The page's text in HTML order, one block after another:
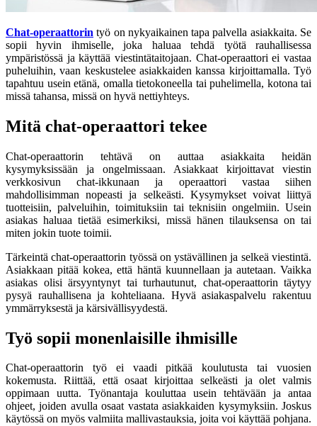
Chat-operaattorin työ on nykyaikainen tapa palvella asiakkaita. Se
sopii hyvin ihmiselle, joka haluaa tehdä työtä rauhallisessa
ympäristössä ja käyttää viestintätaitojaan. Chat-operaattori ei vastaa
puheluihin, vaan keskustelee asiakkaiden kanssa kirjoittamalla. Työ
tapahtuu usein etänä, omalla tietokoneella tai puhelimella, kotona tai
missä tahansa, missä on hyvä nettiyhteys.
Mitä chat-operaattori tekee
Chat-operaattorin tehtävä on auttaa asiakkaita heidän
kysymyksissään ja ongelmissaan. Asiakkaat kirjoittavat viestin
verkkosivun chat-ikkunaan ja operaattori vastaa siihen
mahdollisimman nopeasti ja selkeästi. Kysymykset voivat liittyä
tuotteisiin, palveluihin, toimituksiin tai teknisiin ongelmiin. Usein
asiakas haluaa tietää esimerkiksi, missä hänen tilauksensa on tai
miten jokin tuote toimii.
Tärkeintä chat-operaattorin työssä on ystävällinen ja selkeä viestintä.
Asiakkaan pitää kokea, että häntä kuunnellaan ja autetaan. Vaikka
asiakas olisi ärsyyntynyt tai turhautunut, chat-operaattorin täytyy
pysyä rauhallisena ja kohteliaana. Hyvä asiakaspalvelu rakentuu
ymmärryksestä ja kärsivällisyydestä.
Työ sopii monenlaisille ihmisille
Chat-operaattorin työ ei vaadi pitkää koulutusta tai vuosien
kokemusta. Riittää, että osaat kirjoittaa selkeästi ja olet valmis
oppimaan uutta. Työnantaja kouluttaa usein tehtävään ja antaa
ohjeet, joiden avulla osaat vastata asiakkaiden kysymyksiin. Joskus
käytössä on myös valmiita mallivastauksia, joita voi käyttää pohjana.